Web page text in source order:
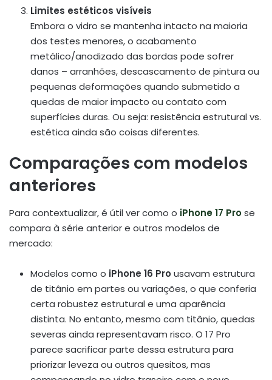
Limites estéticos visíveis
Embora o vidro se mantenha intacto na maioria
dos testes menores, o acabamento
metálico/anodizado das bordas pode sofrer
danos – arranhões, descascamento de pintura ou
pequenas deformações quando submetido a
quedas de maior impacto ou contato com
superfícies duras. Ou seja: resistência estrutural vs.
estética ainda são coisas diferentes.
Comparações com modelos
anteriores
Para contextualizar, é útil ver como o iPhone 17 Prose
compara à série anterior e outros modelos de
mercado:
Modelos como o iPhone 16 Pro usavam estrutura
de titânio em partes ou variações, o que conferia
certa robustez estrutural e uma aparência
distinta. No entanto, mesmo com titânio, quedas
severas ainda representavam risco. O 17 Pro
parece sacrificar parte dessa estrutura para
priorizar leveza ou outros quesitos, mas